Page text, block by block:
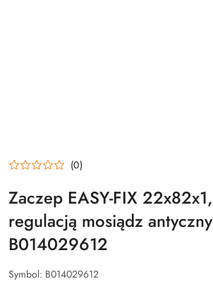
(0)
Zaczep EASY-FIX
regulacją mosiądz
B014029612
Symbol: B014029612